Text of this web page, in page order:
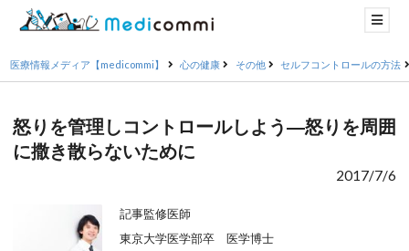
医療情報メディア【medicommi】 心の健康 その他 セルフコントロールの方法
怒りを管理しコントロールしよう―怒りを周囲
に撒き散らないために
2017/7/6
記事監修医師
東京大学医学部卒 医学博士